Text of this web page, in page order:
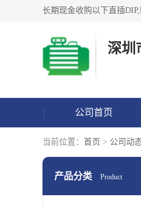
深圳
公司首页
当前位置： 首页 > 公司动
产品分类 Product